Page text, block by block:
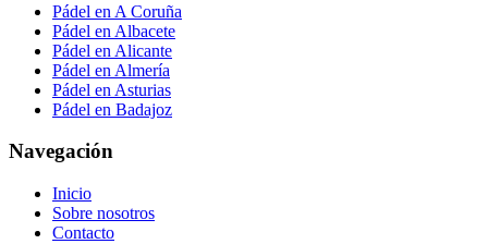
Pádel en A Coruña
Pádel en Albacete
Pádel en Alicante
Pádel en Almería
Pádel en Asturias
Pádel en Badajoz
Navegación
Inicio
Sobre nosotros
Contacto